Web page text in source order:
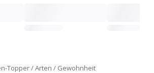
Topper Arten Gewohnheit